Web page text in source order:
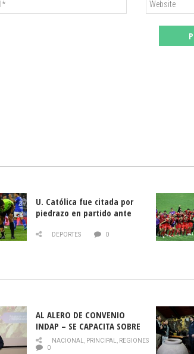
U. Católica fue citada por
piedrazo en partido ante
DEPORTES 0
AL ALERO DE CONVENIO
INDAP – SE CAPACITA SOBRE
PLAGA DROSOPHILA SUZUKII
NACIONAL, PRINCIPAL, REGIONES
0